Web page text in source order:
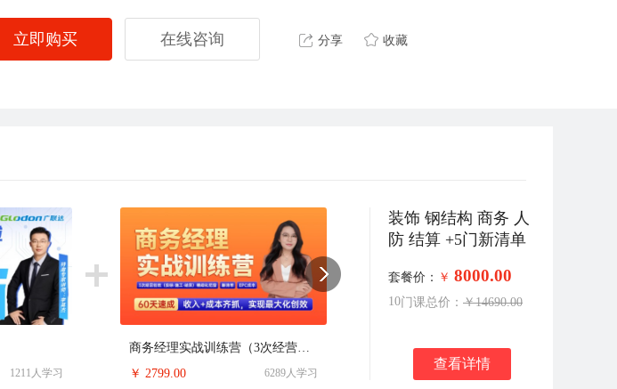
立即购买 在线咨询 分享 收藏
1211人学习
商务经理实战训练营（3次经营创效+新清单+EPC）
￥ 2799.00 6289人学习 2499.00
装饰 钢结构 商务 人
防 结算 +5门新清单
套餐价： ￥ 8000.00
10门课总价： ￥14690.00
查看详情